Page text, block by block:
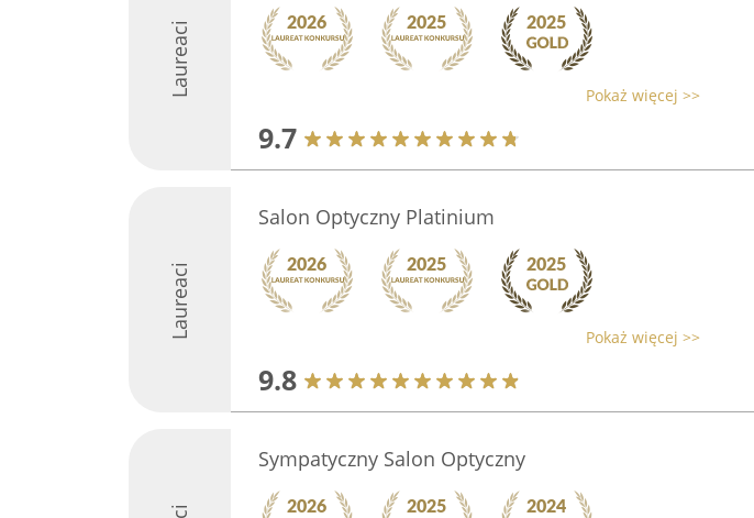
Laureaci Pokaż więcej >>
9.7
Laureaci
Salon Optyczny Platinium
Pokaż więcej >>
9.8
Sympatyczny Salon Optyczny